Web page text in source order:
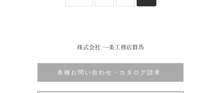
株式会社 一条工務店群馬
各種お問い合わせ・カタログ請求